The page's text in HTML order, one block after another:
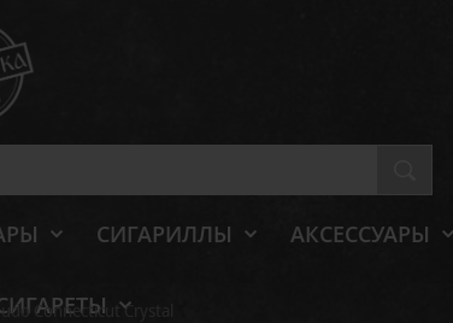
СИГАРИЛЛЫ АКСЕССУАРЫ
Connecticut Crystal